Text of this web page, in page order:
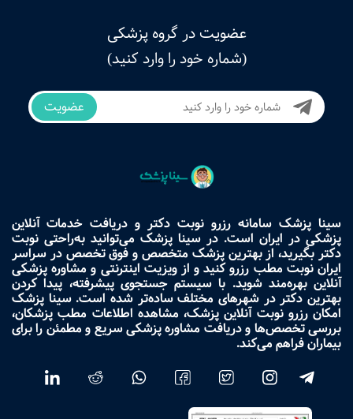
عضویت در گروه پزشکی
(شماره خود را وارد کنید)
عضویت
سینا پزشک سامانه رزرو نوبت دکتر و دریافت خدمات آنلاین
پزشکی در ایران است. در سینا پزشک می‌توانید به‌راحتی نوبت
دکتر بگیرید، از بهترین پزشک متخصص و فوق تخصص در سراسر
ایران نوبت مطب رزرو کنید و از ویزیت اینترنتی و مشاوره پزشکی
آنلاین بهره‌مند شوید. با سیستم جستجوی پیشرفته، پیدا کردن
بهترین دکتر در شهرهای مختلف ساده‌تر شده است. سینا پزشک
امکان رزرو نوبت آنلاین پزشک، مشاهده اطلاعات مطب پزشکان،
بررسی تخصص‌ها و دریافت مشاوره پزشکی سریع و مطمئن را برای
بیماران فراهم می‌کند.